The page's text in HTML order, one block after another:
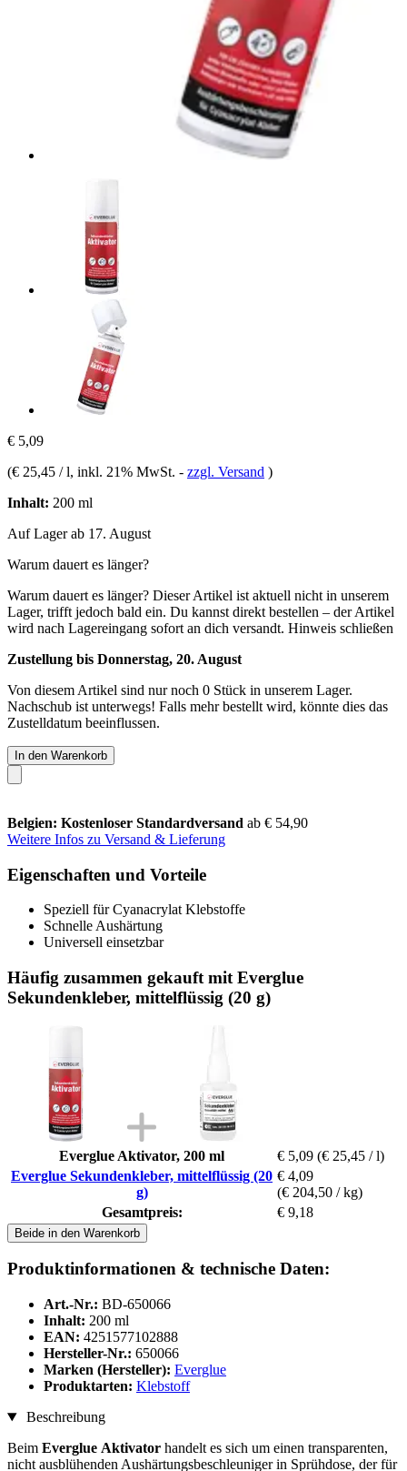
€ 5,09
(€ 25,45 / l, inkl. 21% MwSt. - zzgl. Versand )
Inhalt: 200 ml
Auf Lager ab 17. August
Warum dauert es länger?
Warum dauert es länger? Dieser Artikel ist aktuell nicht in unserem
Lager, trifft jedoch bald ein. Du kannst direkt bestellen – der Artikel
wird nach Lagereingang sofort an dich versandt. Hinweis schließen
Zustellung bis Donnerstag, 20. August
Von diesem Artikel sind nur noch 0 Stück in unserem Lager.
Nachschub ist unterwegs! Falls mehr bestellt wird, könnte dies das
Zustelldatum beeinflussen.
In den Warenkorb
Belgien: Kostenloser Standardversand ab € 54,90
Weitere Infos zu Versand & Lieferung
Eigenschaften und Vorteile
Speziell für Cyanacrylat Klebstoffe
Schnelle Aushärtung
Universell einsetzbar
Häufig zusammen gekauft mit Everglue
Sekundenkleber, mittelflüssig (20 g)
Everglue Aktivator, 200 ml € 5,09 (€ 25,45 / l)
Everglue Sekundenkleber, mittelflüssig (20
g)
€ 4,09
(€ 204,50 / kg)
Gesamtpreis:
€ 9,18
Beide in den Warenkorb
Produktinformationen & technische Daten:
Art.-Nr.: BD-650066
Inhalt: 200 ml
EAN: 4251577102888
Hersteller-Nr.: 650066
Marken (Hersteller): Everglue
Produktarten: Klebstoff
Beschreibung
Beim Everglue Aktivator handelt es sich um einen transparenten,
nicht ausblühenden Aushärtungsbeschleuniger in Sprühdose, der für